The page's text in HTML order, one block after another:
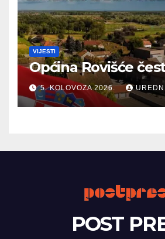
VIJESTI
Općina Rovišće
5. KOLOVOZA 2026.
POST